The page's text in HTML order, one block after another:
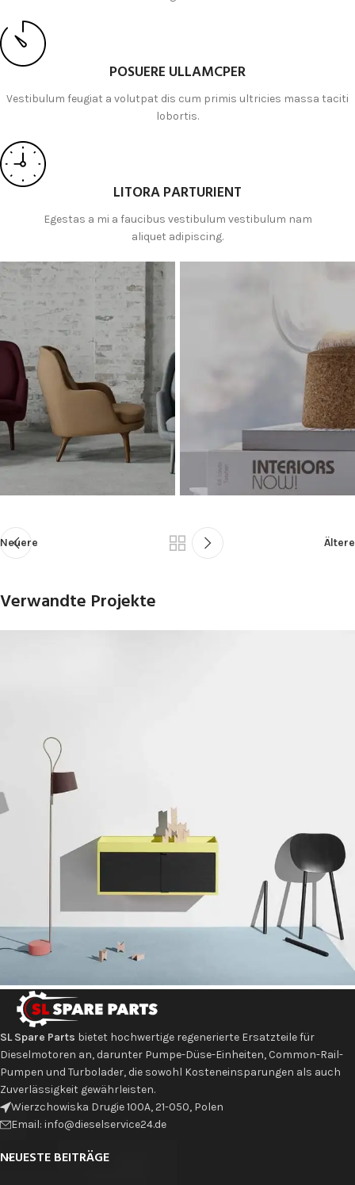
POSUERE ULLAMCPER
Vestibulum feugiat a volutpat dis cum primis ultricies massa taciti
lobortis.
LITORA PARTURIENT
Egestas a mi a faucibus vestibulum vestibulum nam
aliquet adipiscing.
Neuere Ältere
Verwandte Projekte
Suspendisse quam at vestibulum
SL Spare Parts bietet hochwertige regenerierte Ersatzteile für
Dieselmotoren an, darunter Pumpe-Düse-Einheiten, Common-Rail-
Pumpen und Turbolader, die sowohl Kosteneinsparungen als auch
Zuverlässigkeit gewährleisten.
Wierzchowiska Drugie 100A, 21-050, Polen
Email: info@dieselservice24.de
NEUESTE BEITRÄGE